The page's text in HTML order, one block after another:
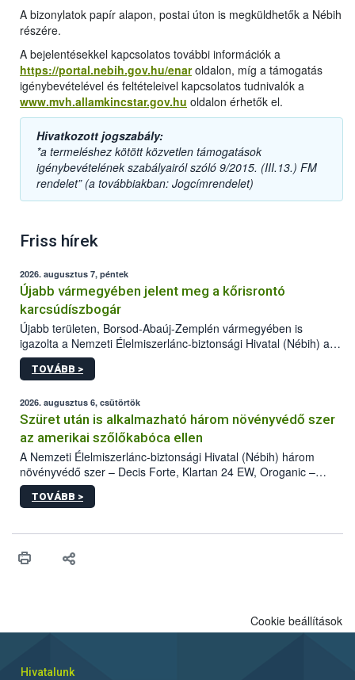
A bizonylatok papír alapon, postai úton is megküldhetők a Nébih
részére.
A bejelentésekkel kapcsolatos további információk a
https://portal.nebih.gov.hu/enaroldalon, míg a támogatás
igénybevételével és feltételeivel kapcsolatos tudnivalók a
www.mvh.allamkincstar.gov.hu oldalon érhetők el.
Hivatkozott jogszabály:
*a termeléshez kötött közvetlen támogatások
igénybevételének szabályairól szóló 9/2015. (III.13.) FM
rendelet” (a továbbiakban: Jogcímrendelet)
Friss hírek
2026. augusztus 7, péntek
Újabb vármegyében jelent meg a kőrisrontó
karcsúdíszbogár
Újabb területen, Borsod-Abaúj-Zemplén vármegyében is
igazolta a Nemzeti Élelmiszerlánc-biztonsági Hivatal (Nébih) a
kőrisrontó karcsúdíszbogár (Agrilus planipennis) jelenlétét. A
kártevőt nem csak színcsapdában találták meg, de már fertőzött
az intenzív felderítést, emellett az intézkedéseket a szlovák
hatósággal is összehangolják a terjedés megállítása érdekében.
TOVÁBB >
2026. augusztus 6, csütörtök
Szüret után is alkalmazható három növényvédő szer
az amerikai szőlőkabóca ellen
A Nemzeti Élelmiszerlánc-biztonsági Hivatal (Nébih) három
növényvédő szer – Decis Forte, Klartan 24 EW, Oroganic –
engedélyokiratát módosította, így azok a szüretet követően,
egészen a vesszőérettség (BBCH 91) stádiumáig
érésű szőlőkben is legyen lehetőség a károsító elleni további
felhasználók számára is elérhető és ökológiai termesztésben is
TOVÁBB >
Cookie beállítások
Hivatalunk